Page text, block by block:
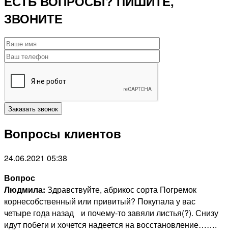
ЗВОНИТЕ
Вопросы клиентов
24.06.2021 05:38
Вопрос
Людмила: Здравствуйте, абрикос сорта Погремок
корнесобственный или привитый? Покупала у вас
четыре года назад и почему-то завяли листья(?). Снизу
идут побеги и хочется надеется на восстановление…….